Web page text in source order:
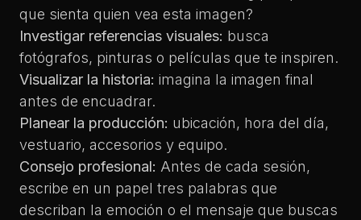
que sienta quien vea esta imagen?
Investigar referencias visuales: busca
fotógrafos, pinturas o películas que te inspiren.
Visualizar la historia: imagina la imagen final
antes de encuadrar.
Planear la producción: ubicación, hora del día,
vestuario, accesorios y equipo.
Consejo profesional: Antes de cada sesión,
escribe en un papel tres palabras que
describan la emoción o el mensaje que buscas